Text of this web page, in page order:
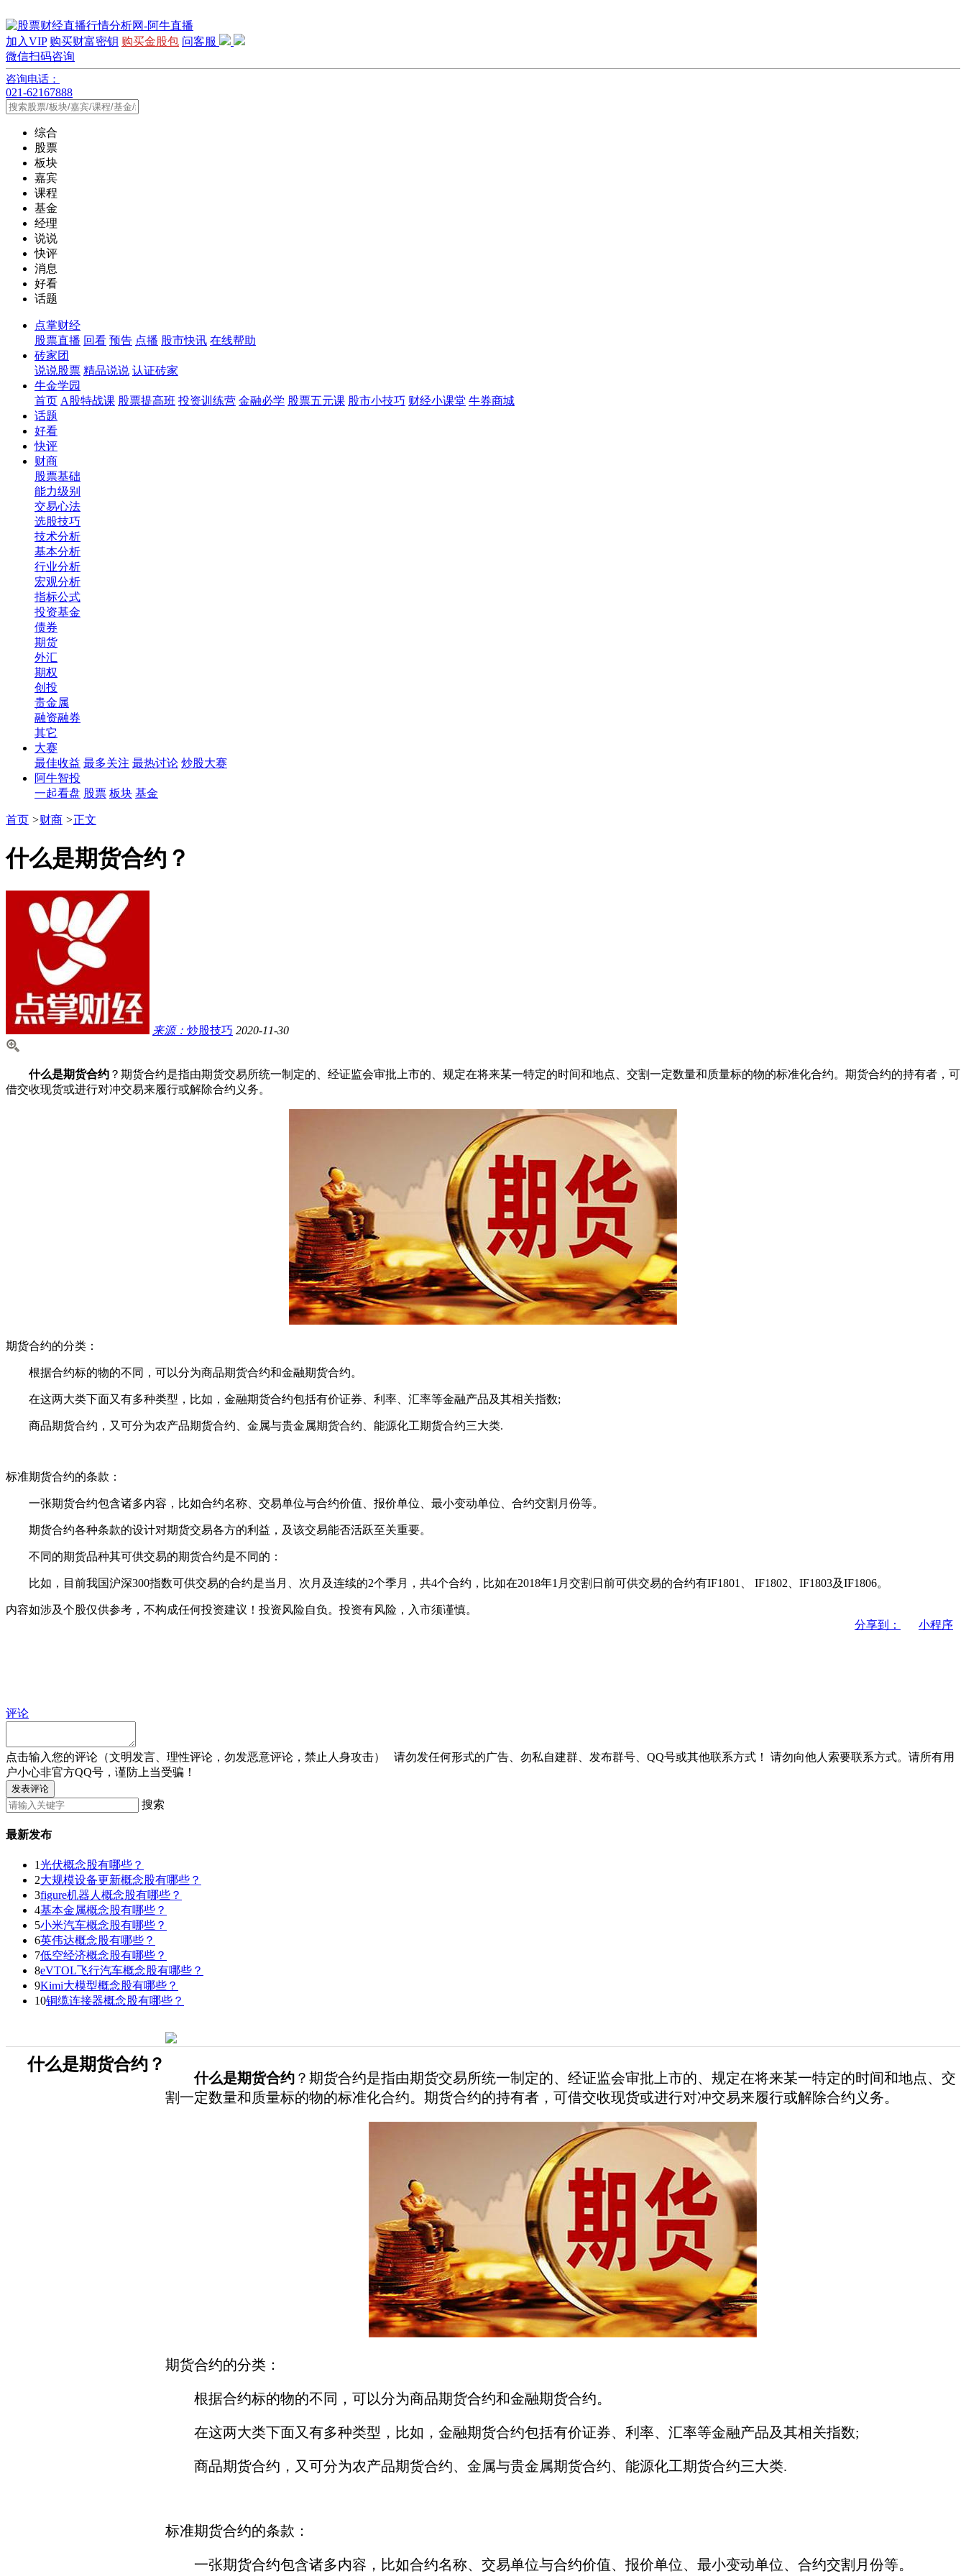
加入VIP 购买财富密钥 购买金股包 问客服
微信扫码咨询
咨询电话：
021-62167888
综合
股票
板块
嘉宾
课程
基金
经理
说说
快评
消息
好看
话题
点掌财经
股票直播 回看 预告 点播 股市快讯 在线帮助
砖家团
说说股票 精品说说 认证砖家
牛金学园
首页 A股特战课 股票提高班 投资训练营 金融必学 股票五元课 股市小技巧 财经小课堂 牛券商城
话题
好看
快评
财商
股票基础
能力级别
交易心法
选股技巧
技术分析
基本分析
行业分析
宏观分析
指标公式
投资基金
债券
期货
外汇
期权
创投
贵金属
融资融券
其它
大赛
最佳收益 最多关注 最热讨论 炒股大赛
阿牛智投
一起看盘 股票 板块 基金
首页 >财商 >正文
什么是期货合约？
来源： 炒股技巧 2020-11-30
什么是期货合约 ？期货合约是指由期货交易所统一制定的、经证监会审批上市的、规定在将来某一特定的时间和地点、交割一定数量和质量标的物的标准化合约。期货合约的持有者，可
借交收现货或进行对冲交易来履行或解除合约义务。
期货合约的分类：
根据合约标的物的不同，可以分为商品期货合约和金融期货合约。
在这两大类下面又有多种类型，比如，金融期货合约包括有价证券、利率、汇率等金融产品及其相关指数;
商品期货合约，又可分为农产品期货合约、金属与贵金属期货合约、能源化工期货合约三大类.
标准期货合约的条款：
一张期货合约包含诸多内容，比如合约名称、交易单位与合约价值、报价单位、最小变动单位、合约交割月份等。
期货合约各种条款的设计对期货交易各方的利益，及该交易能否活跃至关重要。
不同的期货品种其可供交易的期货合约是不同的：
比如，目前我国沪深300指数可供交易的合约是当月、次月及连续的2个季月，共4个合约，比如在2018年1月交割日前可供交易的合约有IF1801、 IF1802、IF1803及IF1806。
内容如涉及个股仅供参考，不构成任何投资建议！投资风险自负。投资有风险，入市须谨慎。
分享到：
小程序
评论
点击输入您的评论（文明发言、理性评论，勿发恶意评论，禁止人身攻击） 请勿发任何形式的广告、勿私自建群、发布群号、QQ号或其他联系方式！
请勿向他人索要联系方式。请所有用
户小心非官方QQ号，谨防上当受骗！
发表评论
搜索
最新发布
1光伏概念股有哪些？
2大规模设备更新概念股有哪些？
3figure机器人概念股有哪些？
4基本金属概念股有哪些？
5小米汽车概念股有哪些？
6英伟达概念股有哪些？
7低空经济概念股有哪些？
8eVTOL飞行汽车概念股有哪些？
9Kimi大模型概念股有哪些？
10铜缆连接器概念股有哪些？
什么是期货合约？
什么是期货合约 ？期货合约是指由期货交易所统一制定的、经证监会审批上市的、规定在将来某一特定的时间和地点、交
割一定数量和质量标的物的标准化合约。期货合约的持有者，可借交收现货或进行对冲交易来履行或解除合约义务。
期货合约的分类：
根据合约标的物的不同，可以分为商品期货合约和金融期货合约。
在这两大类下面又有多种类型，比如，金融期货合约包括有价证券、利率、汇率等金融产品及其相关指数;
商品期货合约，又可分为农产品期货合约、金属与贵金属期货合约、能源化工期货合约三大类.
标准期货合约的条款：
一张期货合约包含诸多内容，比如合约名称、交易单位与合约价值、报价单位、最小变动单位、合约交割月份等。